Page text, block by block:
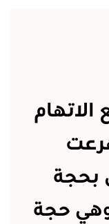
الاتهام
بحجة
حجة